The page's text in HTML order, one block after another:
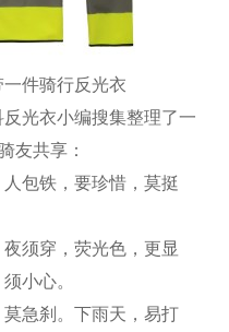
件骑行反光衣
光衣小编搜集整理了一
友共享：
包铁，要珍惜，莫挺
须穿，荧光色，更显
小心。
急刹。下雨天，易打